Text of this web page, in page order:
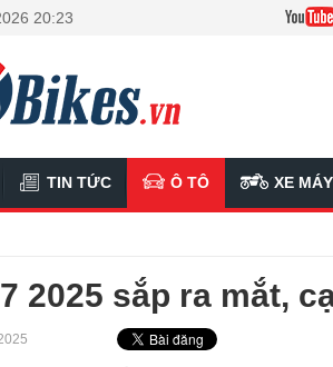
20:23
TIN TỨC Ô TÔ XE MÁY
2025 sắp ra mắt,